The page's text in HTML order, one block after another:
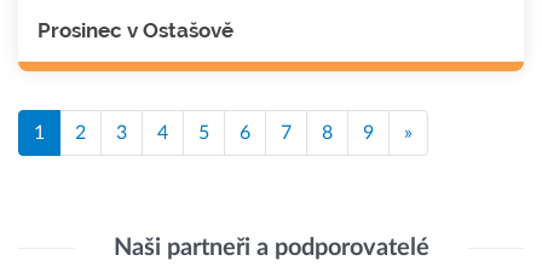
Prosinec v Ostašově
1 2 3 4 5 6 7 8 9 »
Naši partneři a podporovatelé